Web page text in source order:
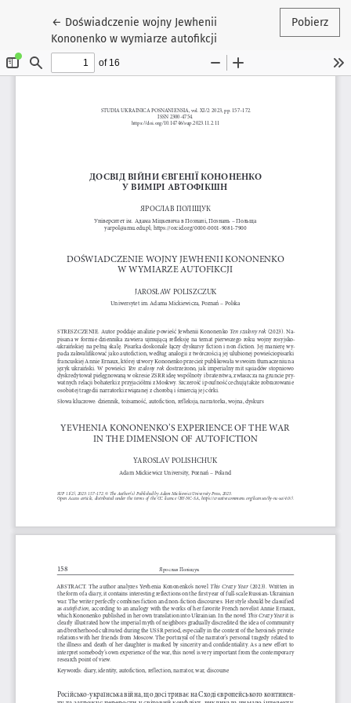
← Wróć do szczegółów artykułu
Doświadczenie wojny Jewhenii
Kononenko w wymiarze autofikcji
Pobierz